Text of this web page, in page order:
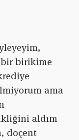
birikime
ama
aldım
doçent